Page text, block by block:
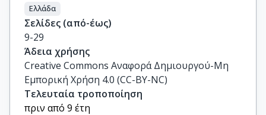
Ελλάδα
Σελίδες (από-έως)
9-29
Άδεια χρήσης
Creative Commons Αναφορά Δημιουργού-Μη
Εμπορική Χρήση 4.0 (CC-BY-NC)
Τελευταία τροποποίηση
πριν από 9 έτη